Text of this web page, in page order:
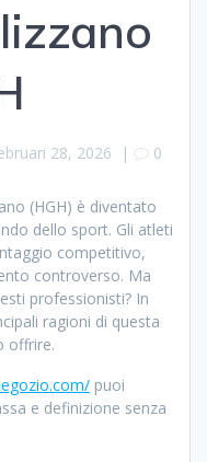
28, 2026 | 0
(HGH) è diventato
dello sport. Gli atleti
competitivo,
controverso. Ma
professionisti? In
ragioni di questa
offrire.
puoi
e definizione senza